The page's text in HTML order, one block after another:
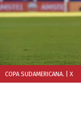
COPA SUDAMERICANA. | X